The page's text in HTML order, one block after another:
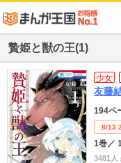
贄姫と獣の王(1)
少女
友藤
194ペ
8/13
1巻／
3481人